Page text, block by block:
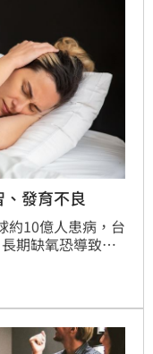
發育不良
約10億人患病，台
期缺氧恐導致心